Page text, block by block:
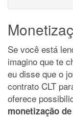
Se você está
imagino que te
eu disse que o
contrato CLT
oferece
monetização